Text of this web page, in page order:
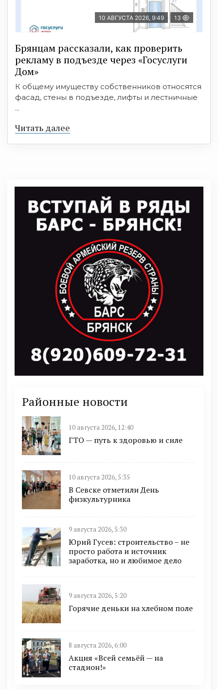
10 АВГУСТА 2026, 9:49 13
Брянцам рассказали, как проверить
рекламу в подъезде через «Госуслуги
Дом»
К общему имуществу собственников относятся
фасад, стены в подъезде, лифты и лестничные
...
Читать далее
Районные новости
10 августа 2026, 12:40
ГТО — путь к здоровью и силе
10 августа 2026, 5:35
В Севске отметили День
физкультурника
9 августа 2026, 5:30
Юрий Гусев: строительство – не
просто работа и источник
заработка, но и любимое дело
9 августа 2026, 5:20
Горячие деньки на хлебном поле
8 августа 2026, 6:00
Акция «Всей семьёй — на
стадион!»